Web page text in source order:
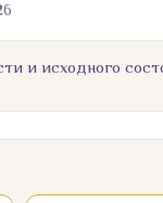
и исходного